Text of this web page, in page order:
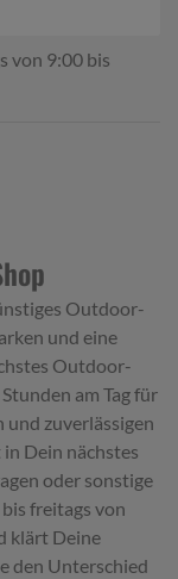
von 9:00 bis
Outdoor-
und eine
Outdoor-
am Tag für
und zuverlässigen
Dein nächstes
oder sonstige
freitags von
klärt Deine
den Unterschied